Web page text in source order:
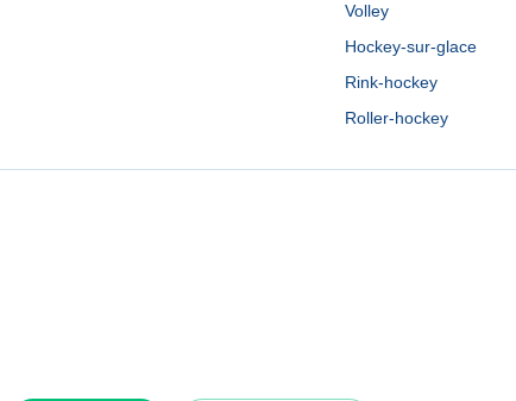
Volley
Hockey-sur-glace
Rink-hockey
Roller-hockey